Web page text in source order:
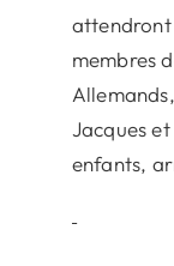
attendront
membres
Jacques
enfants,